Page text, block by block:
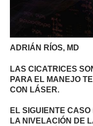
ADRIÁN RÍOS, MD
LAS CICATRICES
PARA EL MANEJO
CON LÁSER.
EL SIGUIENTE
LA NIVELACIÓN DE